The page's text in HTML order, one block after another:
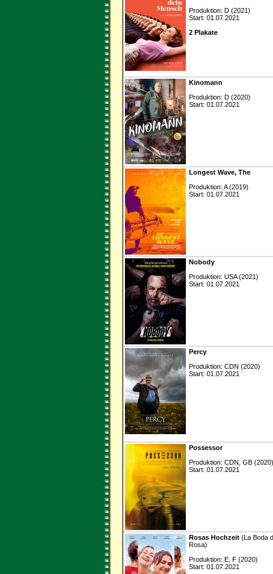
Produktion: D (2021)
Start: 01.07.2021
2 Plakate
Kinomann
Produktion: D (2020)
Start: 01.07.2021
Longest Wave, The
Produktion: A (2019)
Start: 01.07.2021
Nobody
Produktion: USA (2021)
Start: 01.07.2021
Percy
Produktion: CDN (2020)
Start: 01.07.2021
Possessor
Produktion: CDN, GB (2020)
Start: 01.07.2021
Rosas Hochzeit (La Boda
Rosa)
Produktion: E, F (2020)
Start: 01.07.2021